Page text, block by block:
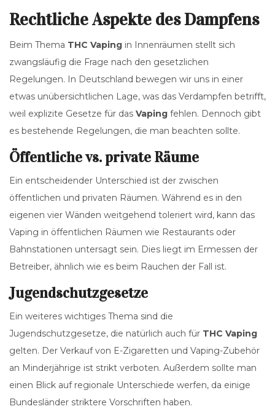
Rechtliche Aspekte des Dampfens
Beim Thema THC Vaping in Innenräumen stellt sich
zwangsläufig die Frage nach den gesetzlichen
Regelungen. In Deutschland bewegen wir uns in einer
etwas unübersichtlichen Lage, was das Verdampfen betrifft,
weil explizite Gesetze für das Vaping fehlen. Dennoch gibt
es bestehende Regelungen, die man beachten sollte.
Öffentliche vs. private Räume
Ein entscheidender Unterschied ist der zwischen
öffentlichen und privaten Räumen. Während es in den
eigenen vier Wänden weitgehend toleriert wird, kann das
Vaping in öffentlichen Räumen wie Restaurants oder
Bahnstationen untersagt sein. Dies liegt im Ermessen der
Betreiber, ähnlich wie es beim Rauchen der Fall ist.
Jugendschutzgesetze
Ein weiteres wichtiges Thema sind die
Jugendschutzgesetze, die natürlich auch für THC Vaping
gelten. Der Verkauf von E-Zigaretten und Vaping-Zubehör
an Minderjährige ist strikt verboten. Außerdem sollte man
einen Blick auf regionale Unterschiede werfen, da einige
Bundesländer striktere Vorschriften haben.